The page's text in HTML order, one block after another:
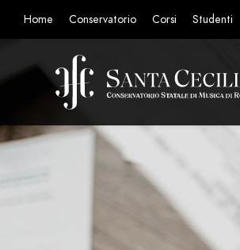
Home Conservatorio Corsi Studenti